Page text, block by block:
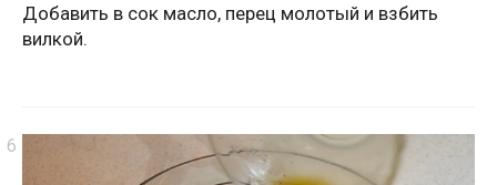
Добавить в сок масло, перец молотый и взбить
вилкой.